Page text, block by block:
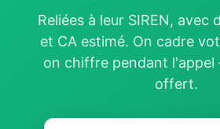
Reliées à leur SIREN, avec
et CA estimé. On cadre
on chiffre pendant
offert.